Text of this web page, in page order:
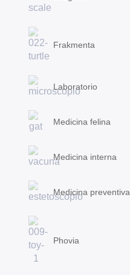
Frakmenta
Laboratorio
Medicina felina
Medicina interna
Medicina preventiva
Phovia